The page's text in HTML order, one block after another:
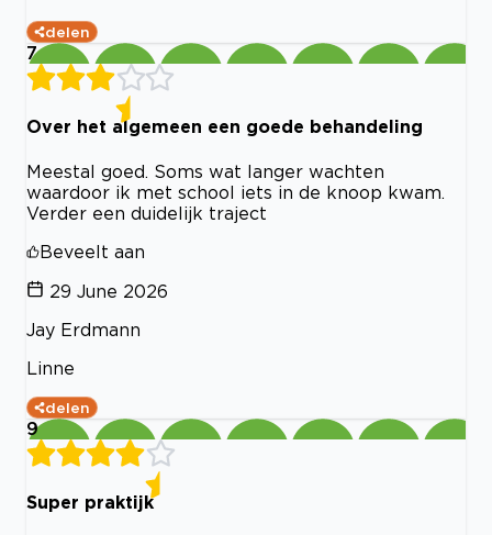
delen
7
Over het algemeen een goede behandeling
Meestal goed. Soms wat langer wachten
waardoor ik met school iets in de knoop kwam.
Verder een duidelijk traject
Beveelt aan
29 June 2026
Jay Erdmann
Linne
delen
9
Super praktijk